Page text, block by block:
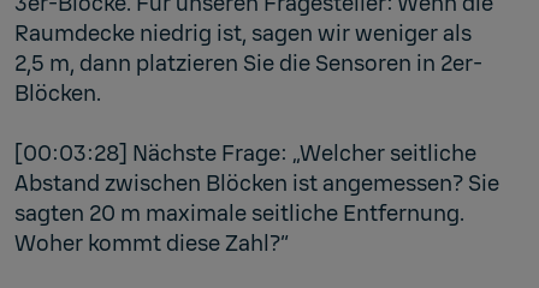
Raumdecke niedrig ist, sagen wir weniger als
2,5 m, dann platzieren Sie die Sensoren in 2er-
Blöcken.
[00:03:28] Nächste Frage: „Welcher seitliche
Abstand zwischen Blöcken ist angemessen? Sie
sagten 20 m maximale seitliche Entfernung.
Woher kommt diese Zahl?“